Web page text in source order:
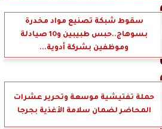
سقوط شبكة تصنيع مواد مخدرة
بسوهاج..حبس طبيبين و10 صيادلة
وموظفين بشركة أدوية...
حملة تفتيشية موسعة وتحرير عشرات
المحاضر لضمان سلامة الأغذية بجرجا